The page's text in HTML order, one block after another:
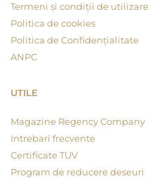
Termeni și condiții de utilizare
Politica de cookies
Politica de Confidențialitate
ANPC
UTILE
Magazine Regency Company
Intrebari frecvente
Certificate TUV
Program de reducere deseuri